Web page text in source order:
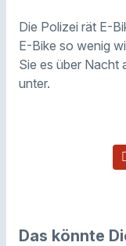
Die Polizei rät E-
E-Bike so wenig
Sie es über Nacht
unter.
Das könnte